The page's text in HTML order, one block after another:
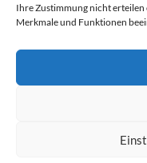
Ihre Zustimmung nicht
Merkmale und Funktionen
© 1998–2026